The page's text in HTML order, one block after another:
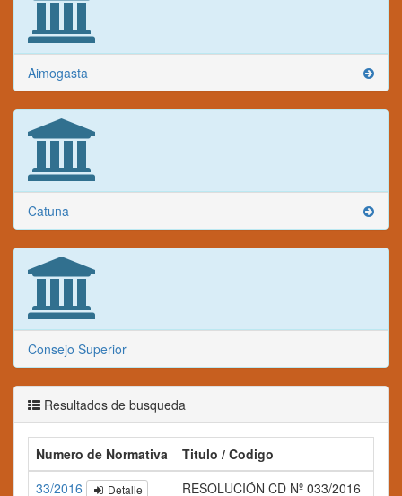
Aimogasta
Catuna
Consejo Superior
Resultados de busqueda
Numero de Normativa Titulo / Codigo
33/2016
Detalle RESOLUCIÓN CD Nº 033/2016